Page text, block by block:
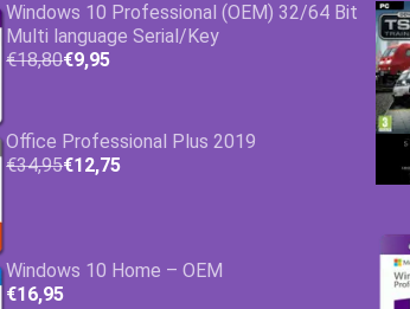
Windows 10 Professional (OEM) 32/64 Bit
Multi language Serial/Key
€18,80€9,95
Office Professional Plus 2019
€34,95€12,75
Windows 10 Home – OEM
€16,95